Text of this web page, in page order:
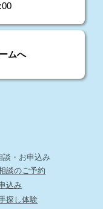
ムへ
談・お申込み
談のご予約
込み
探し体験